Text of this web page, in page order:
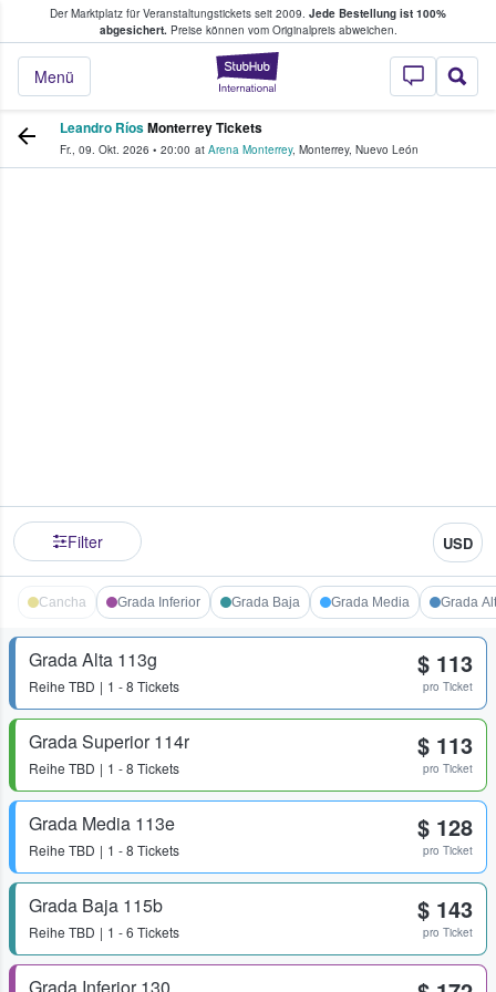
Der Marktplatz für Veranstaltungstickets seit 2009. Jede Bestellung ist 100%
abgesichert.Preise können vom Originalpreis abweichen.
StubHub - Wo
Menü
Tickets kaufen & verkaufen
Leandro RíosMonterrey Tickets
Fr., 09. Okt. 2026 • 20:00 at Arena Monterrey, Monterrey, Nuevo León
Filter USD
Cancha Grada Inferior Grada Baja Grada Media Grada
Grada Alta 113g
Reihe TBD 1 - 8 Tickets
$ 113
pro Ticket
Grada Superior 114r
Reihe TBD 1 - 8 Tickets
$ 113
pro Ticket
Grada Media 113e
Reihe TBD 1 - 8 Tickets
$ 128
pro Ticket
Grada Baja 115b
Reihe TBD 1 - 6 Tickets
$ 143
pro Ticket